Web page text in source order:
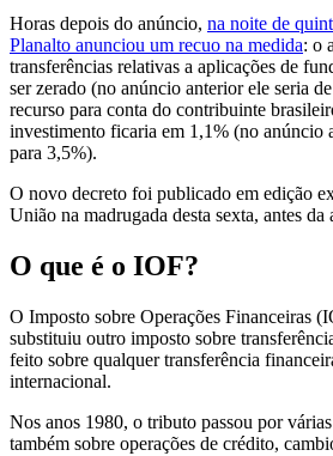
Horas depois do anúncio, na noite de
Planalto anunciou um recuo na medida: o
transferências relativas a aplicações de
ser zerado (no anúncio anterior ele seria
recurso para conta do contribuinte
investimento ficaria em 1,1% (no anúncio
para 3,5%).
O novo decreto foi publicado em edição
União na madrugada desta sexta, antes da
O que é o IOF?
O Imposto sobre Operações Financeiras
substituiu outro imposto sobre
feito sobre qualquer transferência
internacional.
Nos anos 1980, o tributo passou por
também sobre operações de crédito,